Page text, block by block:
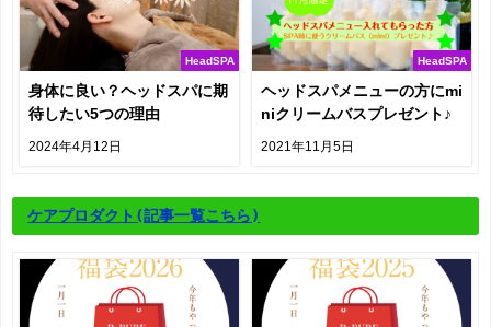
HeadSPA
身体に良い？ヘッドスパに期
待したい5つの理由
2024年4月12日
HeadSPA
ヘッドスパメニューの方にmi
niクリームバスプレゼント♪
2021年11月5日
ケアプロダクト (記事一覧こちら)